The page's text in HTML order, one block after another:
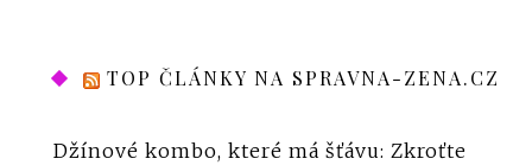
TOP ČLÁNKY NA SPRAVNA-ZENA.CZ
Džínové kombo, které má šťávu: Zkroťte